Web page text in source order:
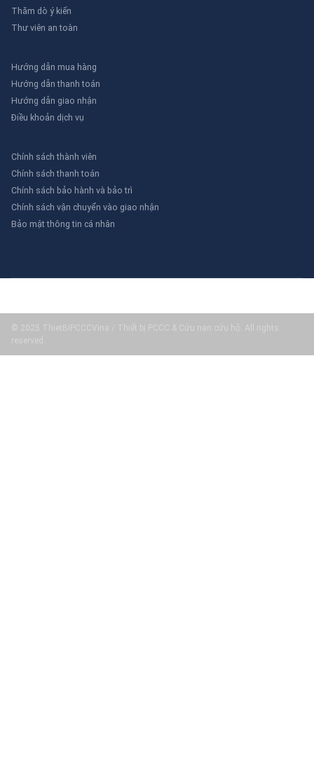
Thăm dò ý kiến
Thư viên an toàn
Hướng dẫn mua hàng
Hướng dẫn thanh toán
Hướng dẫn giao nhận
Điều khoản dịch vụ
Chính sách thành viên
Chính sách thanh toán
Chính sách bảo hành và bảo trì
Chính sách vận chuyển vào giao nhận
Bảo mật thông tin cá nhân
© 2025 ThietBiPCCCVina / Thiết bị PCCC & Cứu nạn cứu hộ. All rights
reserved.